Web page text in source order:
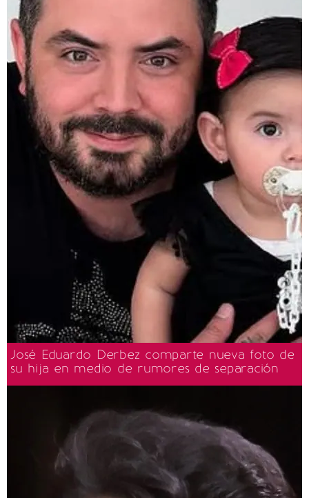
José Eduardo Derbez comparte nueva foto de
su hija en medio de rumores de separación